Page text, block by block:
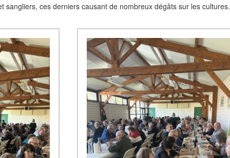
sangliers, ces derniers causant de nombreux dégâts sur les cultures.